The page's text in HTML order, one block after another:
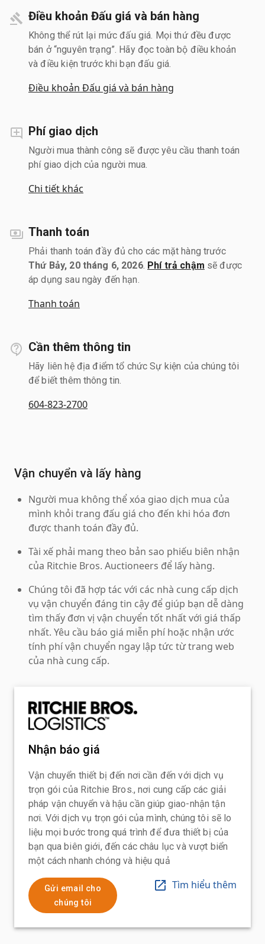
Điều khoản Đấu giá và bán hàng
Không thể rút lại mức đấu giá. Mọi thứ đều được
bán ở “nguyên trạng”. Hãy đọc toàn bộ điều khoản
và điều kiện trước khi bạn đấu giá.
Điều khoản Đấu giá và bán hàng
Phí giao dịch
Người mua thành công sẽ được yêu cầu thanh toán
phí giao dịch của người mua.
Chi tiết khác
Thanh toán
Phải thanh toán đầy đủ cho các mặt hàng trước
Thứ Bảy, 20 tháng 6, 2026. Phí trả chậm sẽ được
áp dụng sau ngày đến hạn.
Thanh toán
Cần thêm thông tin
Hãy liên hệ địa điểm tổ chức Sự kiện của chúng tôi
để biết thêm thông tin.
604-823-2700
Vận chuyển và lấy hàng
Người mua không thể xóa giao dịch mua của
mình khỏi trang đấu giá cho đến khi hóa đơn
được thanh toán đầy đủ.
Tài xế phải mang theo bản sao phiếu biên nhận
của Ritchie Bros. Auctioneers để lấy hàng.
Chúng tôi đã hợp tác với các nhà cung cấp dịch
vụ vận chuyển đáng tin cậy để giúp bạn dễ dàng
tìm thấy đơn vị vận chuyển tốt nhất với giá thấp
nhất. Yêu cầu báo giá miễn phí hoặc nhận ước
tính phí vận chuyển ngay lập tức từ trang web
của nhà cung cấp.
Nhận báo giá
Vận chuyển thiết bị đến nơi cần đến với dịch vụ
trọn gói của Ritchie Bros., nơi cung cấp các giải
pháp vận chuyển và hậu cần giúp giao-nhận tận
nơi. Với dịch vụ trọn gói của mình, chúng tôi sẽ lo
liệu mọi bước trong quá trình để đưa thiết bị của
bạn qua biên giới, đến các châu lục và vượt biển
một cách nhanh chóng và hiệu quả
Gửi email cho
chúng tôi
Tìm hiểu thêm